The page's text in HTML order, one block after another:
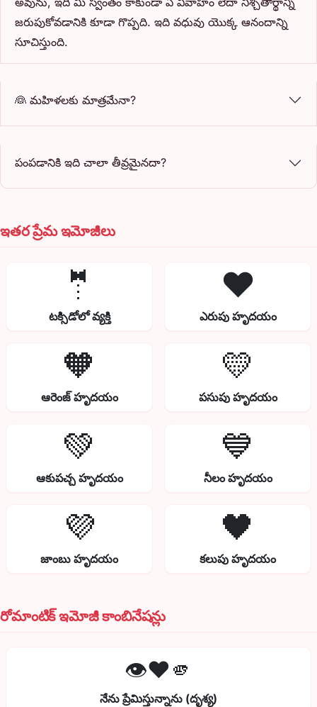
జరుపుకోవడానికి కూడా గొప్పది. ఇది వధువు యొక్క ఆనందాన్ని
సూచిస్తుంది.
👰 మహిళలకు మాత్రమేనా?
పంపడానికి ఇది చాలా తీవ్రమైనదా?
ఇతర ప్రేమ ఇమోజీలు
🤵
టక్సిడోలో వ్యక్తి
❤️
ఎరుపు హృదయం
🧡
ఆరెంజ్ హృదయం
💛
పసుపు హృదయం
💚
ఆకుపచ్చ హృదయం
💙
నీలం హృదయం
💜
జాంబు హృదయం
🖤
కలుపు హృదయం
రోమాంటిక్ ఇమోజీ కాంబినేషన్లు
👁️❤️🫵
నేను ప్రేమిస్తున్నాను (దృశ్య)